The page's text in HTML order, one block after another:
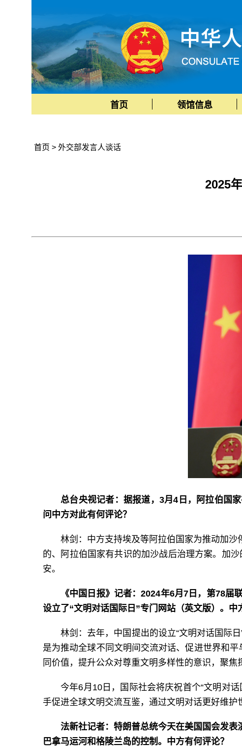
首页 领馆信息
首页 > 外交部发言人谈话
2025
总台央视记者：据报道，3月4日，阿拉伯国
问中方对此有何评论？
林剑：中方支持埃及等阿拉伯国家为推动加
的、阿拉伯国家有共识的加沙战后治理方案。加
安。
《中国日报》记者：2024年6月7日，第78
设立了“文明对话国际日”专门网站（英文版）。中
林剑：去年，中国提出的设立“文明对话国际
是为推动全球不同文明间交流对话、促进世界和
同价值，提升公众对尊重文明多样性的意识，聚焦
今年6月10日，国际社会将庆祝首个“文明对
手促进全球文明交流互鉴，通过文明对话更好维护
法新社记者：特朗普总统今天在美国国会发
巴拿马运河和格陵兰岛的控制。中方有何评论？